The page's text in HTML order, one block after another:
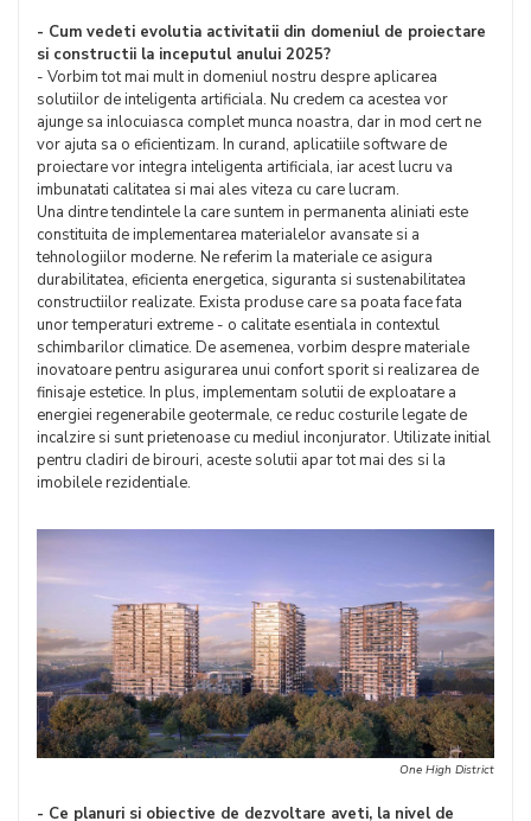
- Cum vedeti evolutia activitatii din domeniul de proiectare
si constructii la inceputul anului 2025?
- Vorbim tot mai mult in domeniul nostru despre aplicarea
solutiilor de inteligenta artificiala. Nu credem ca acestea vor
ajunge sa inlocuiasca complet munca noastra, dar in mod cert ne
vor ajuta sa o eficientizam. In curand, aplicatiile software de
proiectare vor integra inteligenta artificiala, iar acest lucru va
imbunatati calitatea si mai ales viteza cu care lucram.
Una dintre tendintele la care suntem in permanenta aliniati este
constituita de implementarea materialelor avansate si a
tehnologiilor moderne. Ne referim la materiale ce asigura
durabilitatea, eficienta energetica, siguranta si sustenabilitatea
constructiilor realizate. Exista produse care sa poata face fata
unor temperaturi extreme - o calitate esentiala in contextul
schimbarilor climatice. De asemenea, vorbim despre materiale
inovatoare pentru asigurarea unui confort sporit si realizarea de
finisaje estetice. In plus, implementam solutii de exploatare a
energiei regenerabile geotermale, ce reduc costurile legate de
incalzire si sunt prietenoase cu mediul inconjurator. Utilizate initial
pentru cladiri de birouri, aceste solutii apar tot mai des si la
imobilele rezidentiale.
One High District
- Ce planuri si obiective de dezvoltare aveti, la nivel de